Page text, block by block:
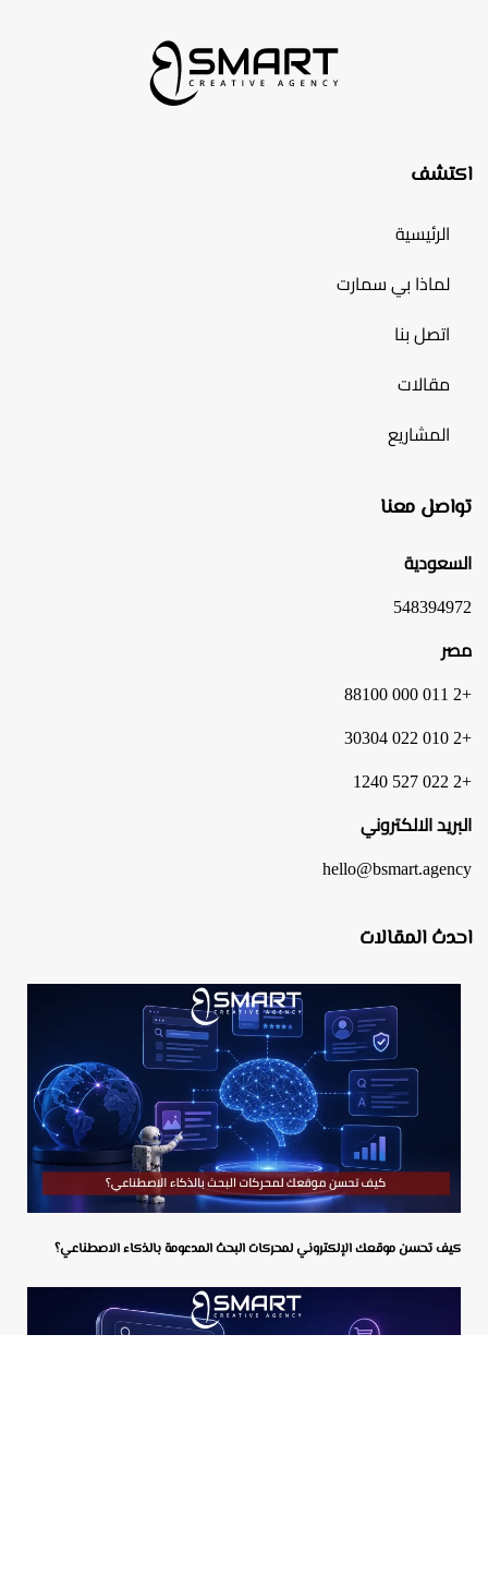
اكتشف
الرئيسية
لماذا بي سمارت
اتصل بنا
مقالات
المشاريع
تواصل معنا
السعودية
548394972
مصر
+2 011 000 88100
+2 010 022 30304
+2 022 527 1240
البريد الالكتروني
hello@bsmart.agency
احدث المقالات
كيف تحسن موقعك الإلكتروني لمحركات البحث المدعومة بالذكاء الاصطناعي؟